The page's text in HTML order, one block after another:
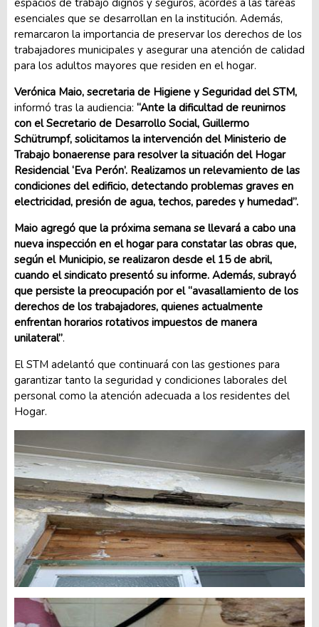
esenciales que se desarrollan en la institución. Además,
remarcaron la importancia de preservar los derechos de los
trabajadores municipales y asegurar una atención de calidad
para los adultos mayores que residen en el hogar.
Verónica Maio, secretaria de Higiene y Seguridad del STM,
informó tras la audiencia: “Ante la dificultad de reunirnos
con el Secretario de Desarrollo Social, Guillermo
Schütrumpf, solicitamos la intervención del Ministerio de
Trabajo bonaerense para resolver la situación del Hogar
Residencial ‘Eva Perón’. Realizamos un relevamiento de las
condiciones del edificio, detectando problemas graves en
electricidad, presión de agua, techos, paredes y humedad”.
Maio agregó que la próxima semana se llevará a cabo una
nueva inspección en el hogar para constatar las obras que,
según el Municipio, se realizaron desde el 15 de abril,
cuando el sindicato presentó su informe. Además, subrayó
que persiste la preocupación por el “avasallamiento de los
derechos de los trabajadores, quienes actualmente
enfrentan horarios rotativos impuestos de manera
unilateral”.
El STM adelantó que continuará con las gestiones para
garantizar tanto la seguridad y condiciones laborales del
personal como la atención adecuada a los residentes del
Hogar.